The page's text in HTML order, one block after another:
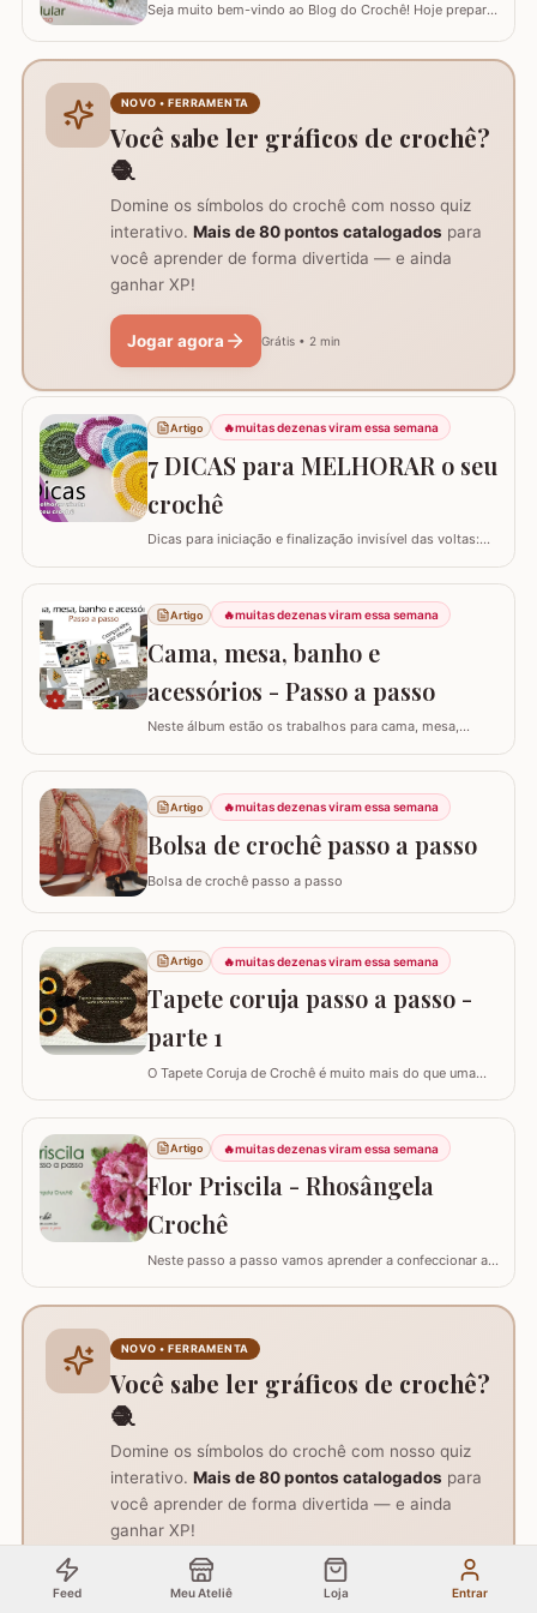
Seja muito bem-vindo ao Blog do Crochê! Hoje preparei
carregador dentro da bolsa, ele funciona como um
suporte inteligente na hora de carregar seu…
NOVO • FERRAMENTA
Você sabe ler gráficos de crochê?
🧶
Domine os símbolos do crochê com nosso quiz
interativo. Mais de 80 pontos catalogados para
você aprender de forma divertida — e ainda
ganhar XP!
Jogar agora Grátis • 2 min
Artigo 🔥muitas dezenas viram essa semana
7 DICAS para MELHORAR o seu
crochê
Dicas para iniciação e finalização invisível das voltas:
garante um acabamento quase imperceptível nas
iniciações e finalizações das voltas, resultando em um
trabalho mais elegante. Variações de pontos com o
falso ponto alto: Experimentar…
Artigo 🔥muitas dezenas viram essa semana
Cama, mesa, banho e
acessórios - Passo a passo
Neste álbum estão os trabalhos para cama, mesa,
clicar nas imagens! Trilhos/caminhos e centro de mesa
Sousplat Puxa-saco e porta-pano de prato Squares para
colcha de cama Outros Álbuns que temos no blog
Artigo 🔥muitas dezenas viram essa semana
Bolsa de crochê passo a passo
Bolsa de crochê passo a passo
Artigo 🔥muitas dezenas viram essa semana
Tapete coruja passo a passo -
parte 1
O Tapete Coruja de Crochê é muito mais do que uma
sabedoria com a delicadeza do feito à mão. Embora a
coruja real consiga girar o pescoço em 270°, a nossa
versão em crochê é ainda mais versátil: podemos criá-
la em todas as cores e estilos,…
Artigo 🔥muitas dezenas viram essa semana
Flor Priscila - Rhosângela
Crochê
Neste passo a passo vamos aprender a confeccionar a
conhecer, curtir e adquirir os trabalhos desta artesã
deixem de se inscrever em seu canal no YouTube –&gt;
AQUI. Já temos disponível aqui no blog…
NOVO • FERRAMENTA
Você sabe ler gráficos de crochê?
🧶
Domine os símbolos do crochê com nosso quiz
interativo. Mais de 80 pontos catalogados para
você aprender de forma divertida — e ainda
ganhar XP!
Jogar agora Grátis • 2 min
Feed Meu Ateliê Loja Entrar